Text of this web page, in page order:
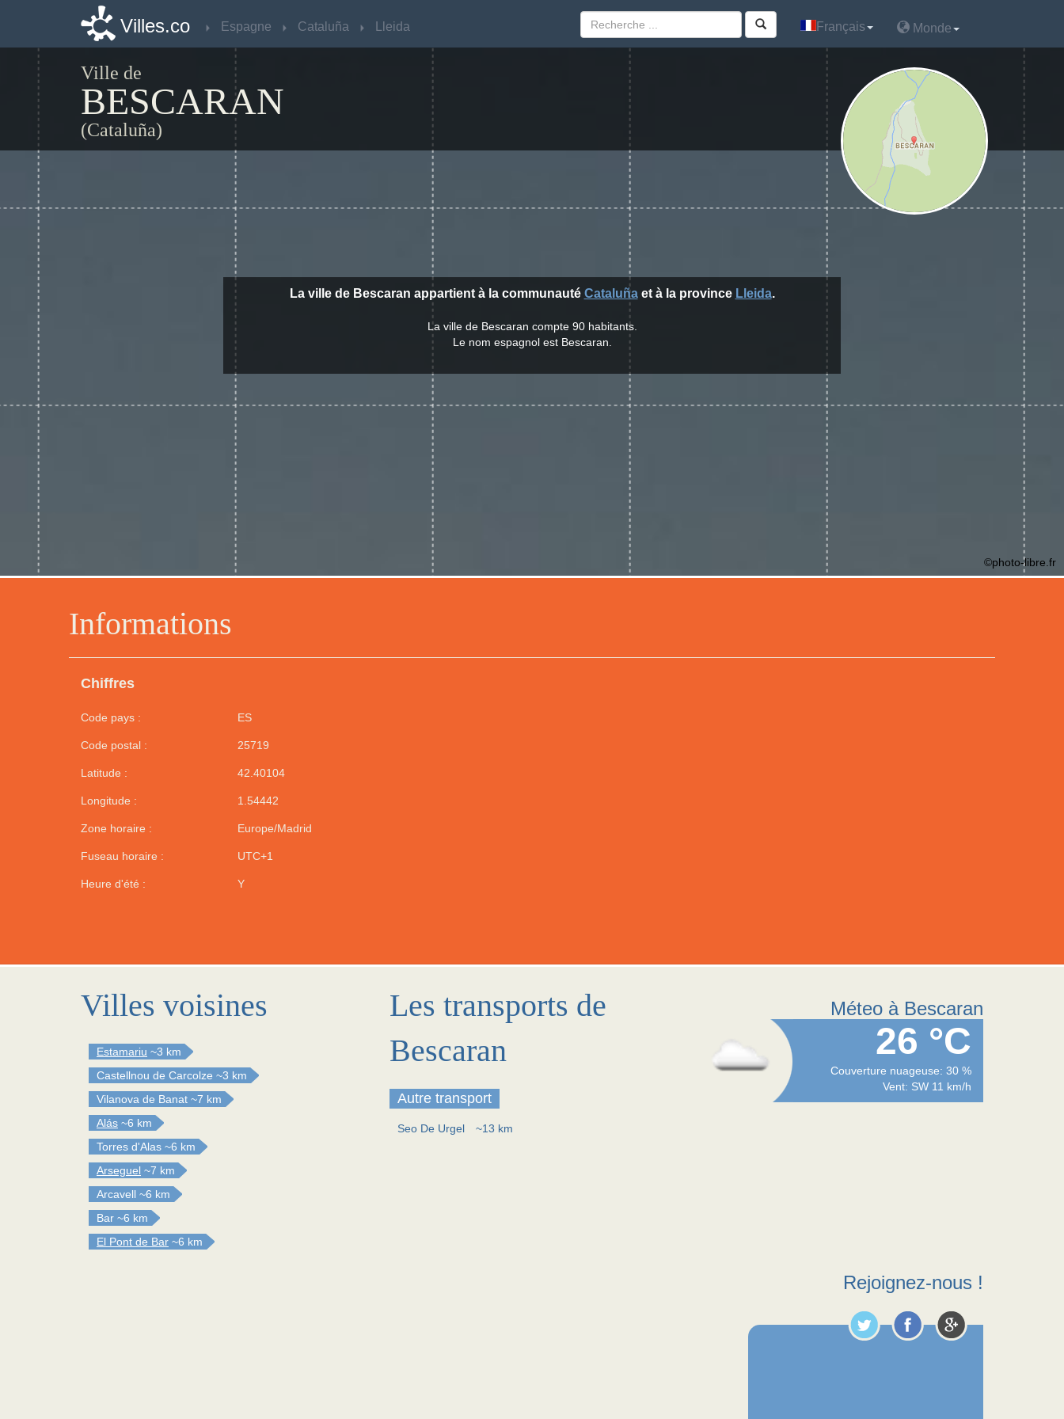
Villes.co Espagne Cataluña Lleida Français Monde
Ville de
BESCARAN
(Cataluña)
Informations
Chiffres
Code pays : ES
Code postal : 25719
Latitude : 42.40104
Longitude : 1.54442
Zone horaire : Europe/Madrid
Fuseau horaire : UTC+1
Heure d'été : Y
La ville de Bescaran appartient à la communauté Cataluñaet à la province Lleida.
La ville de Bescaran compte 90 habitants.
Le nom espagnol est Bescaran.
©photo-libre.fr
Villes voisines
Estamariu ~3 km
Castellnou de Carcolze ~3 km
Vilanova de Banat ~7 km
Alás ~6 km
Torres d'Alas ~6 km
Arseguel ~7 km
Arcavell ~6 km
Bar ~6 km
El Pont de Bar ~6 km
Les transports de
Bescaran
Autre transport
Seo De Urgel ~13 km
Méteo à Bescaran
26 °C
Couverture nuageuse: 30 %
Vent: SW 11 km/h
Rejoignez-nous !
Villes.co Espagne Cataluña Lleida Français Monde